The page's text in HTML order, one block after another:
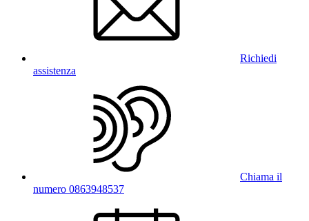
Richiedi
assistenza
Chiama il
numero 0863948537